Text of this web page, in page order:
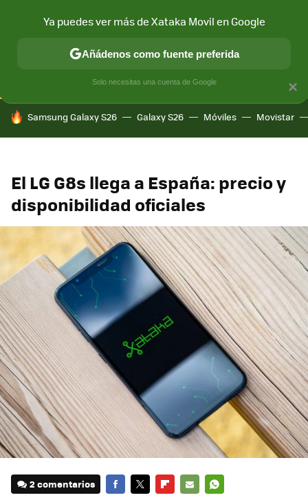
CONECTIVIDAD MÓVIL Y SOCIEDAD APLICACIONES
HOY SE HABLA DE
Samsung Galaxy S26 Galaxy S26 Móviles Movistar
El LG G8s llega a España: precio y
disponibilidad oficiales
2 comentarios
×
Ya puedes ver más de Xataka Movil en Google
Añádenos como fuente preferida
Solo necesitas una cuenta de Google